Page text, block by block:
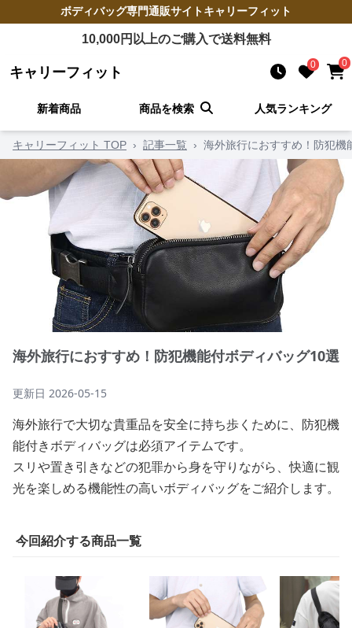
ボディバッグ専門通販サイトキャリーフィット
10,000円以上のご購入で送料無料
キャリーフィット 0 0
新着商品 商品を検索 人気ランキング
キャリーフィット TOP › 記事一覧 › 海外旅行におすすめ！防犯機
海外旅行におすすめ！防犯機能付ボディバッグ10選
更新日 2026-05-15
海外旅行で大切な貴重品を安全に持ち歩くために、防犯機
能付きボディバッグは必須アイテムです。
スリや置き引きなどの犯罪から身を守りながら、快適に観
光を楽しめる機能性の高いボディバッグをご紹介します。
今回紹介する商品一覧